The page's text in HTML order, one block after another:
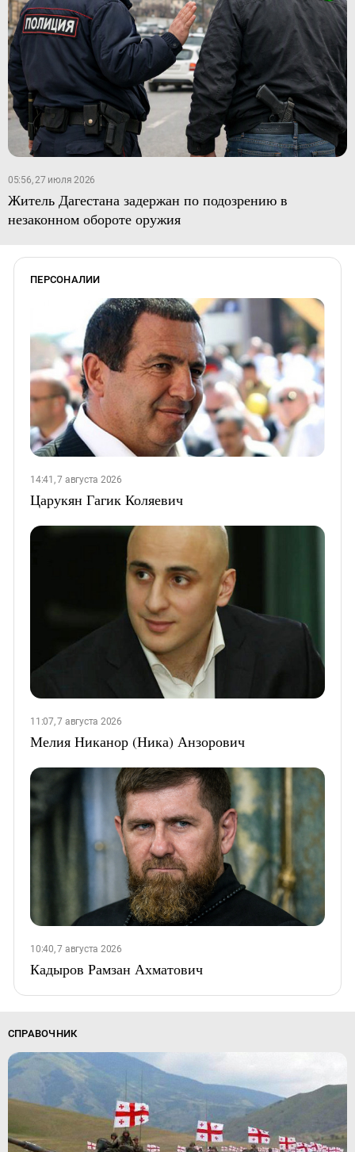
05:56, 27 июля 2026
Житель Дагестана задержан по подозрению в
незаконном обороте оружия
ПЕРСОНАЛИИ
14:41, 7 августа 2026
Царукян Гагик Коляевич
11:07, 7 августа 2026
Мелия Никанор (Ника) Анзорович
10:40, 7 августа 2026
Кадыров Рамзан Ахматович
СПРАВОЧНИК